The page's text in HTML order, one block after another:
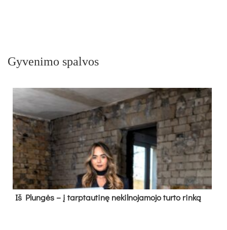
Gyvenimo spalvos
Iš Plungės – į tarptautinę nekilnojamojo turto rinką